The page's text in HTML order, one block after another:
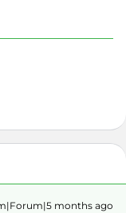
months ago